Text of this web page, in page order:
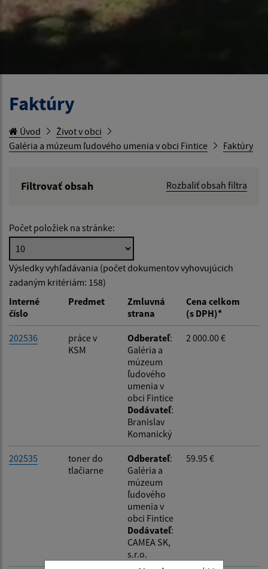
Faktúry
Úvod
Život v obci
Galéria a múzeum ľudového umenia v obci Fintice
Faktúry
Filtrovať obsah
Rozbaliť obsah filtra
Hľadať v:
Typ dátumu:
Dátum od:
Počet položiek na stránke:
Výsledky vyhľadávania (počet dokumentov vyhovujúcich
zadaným kritériám: 158)
Interné
číslo
Predmet
Zmluvná
strana
Cena celkom
(s DPH)*
202536
práce v
KSM
Odberateľ:
Galéria a
múzeum
ľudového
umenia v
obci Fintice
Dodávateľ:
Branislav
Komanický
2 000.00 €
202535
toner do
tlačiarne
Odberateľ:
Galéria a
múzeum
ľudového
umenia v
obci Fintice
Dodávateľ:
CAMEA SK,
s.r.o.
59.95 €